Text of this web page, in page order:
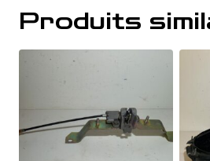
Produits